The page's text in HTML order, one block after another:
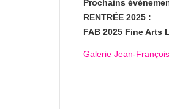
Prochains
RENTRÉE 2025 :
FAB 2025 Fine Arts
Galerie Jean-